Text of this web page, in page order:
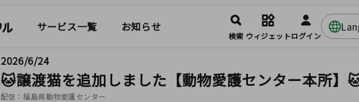
サービス一覧 お知らせ
検索 ウィジェットログイン
2026/6/24
🐱譲渡猫を追加しました【動物愛護センター本所】
配信：福島県動物愛護センター